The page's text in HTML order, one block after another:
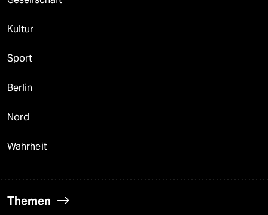
Kultur
Sport
Berlin
Nord
Wahrheit
Themen